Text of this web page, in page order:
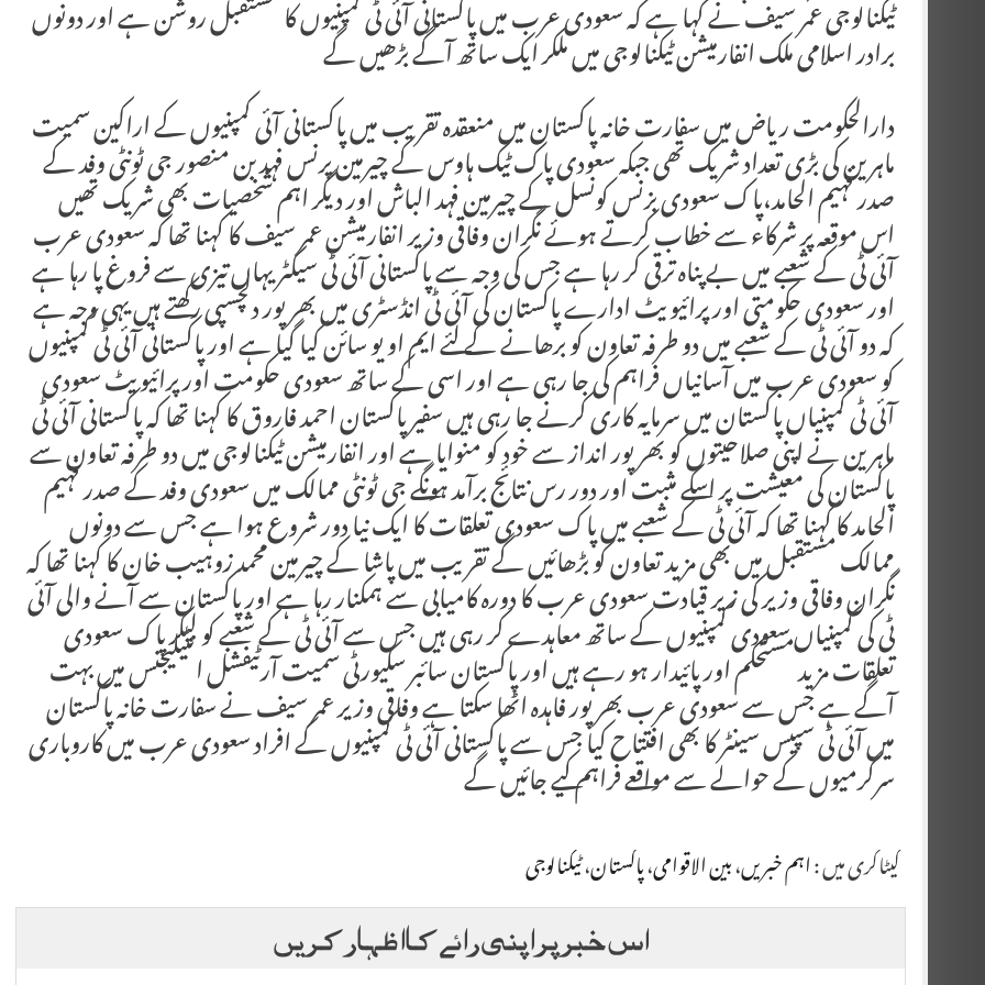
ٹیکنالوجی عمر سیف نے کہا ہے کہ سعودی عرب میں پاکستانی آئی ٹی کمپنیوں کا مستقبل روشن ہے اور دونوں
برادر اسلامی ملک انفارمیشن ٹیکنالوجی میں ملکر ایک ساتھ آگے بڑھیں گے
دارالحکومت ریاض میں سفارت خانہ پاکستان میں منعقدہ تقریب میں پاکستانی آئی کمپنیوں کے اراکین سمیت
ماہرین کی بڑی تعداد شریک تھی جبکہ سعودی پاک ٹیک ہاوس کے چیرمین پرنس فہد بن منصور جی ٹونٹی وفد کے
صدر فہیم الحامد،پاک سعودی بزنس کونسل کے چیرمین فہد الباش اور دیگر اہم شخصیات بھی شریک تھیں
اس موقعہ پر شرکاء سے خطاب کرتے ہوئے نگران وفاقی وزیر انفارمیشن عمر سیف کا کہنا تھا کہ سعودی عرب
آئی ٹی کے شعبے میں بے پناہ ترقی کر رہا ہے جس کی وجہ سے پاکستانی آئی ٹی سیکٹر یہاں تیزی سے فروغ پا رہا ہے
اور سعودی حکومتی اور پرائیویٹ ادارے پاکستان کی آئی ٹی انڈسٹری میں بھرپور دلچسپی رکھتے ہیں یہی وجہ ہے
کہ دو آئی ٹی کے شعبے میں دو طرفہ تعاون کو برھانے کے لئے ایم او یو سائن کیا گیا ہے اور پاکستانی آئی ٹی کمپنیوں
کو سعودی عرب میں آسانیاں فراہم کی جا رہی ہے اور اسی کے ساتھ سعودی حکومت اور پرائیویٹ سعودی
آئی ٹی کمپنیاں پاکستان میں سرمایہ کاری کرنے جا رہی ہیں سفیر پاکستان احمد فاروق کا کہنا تھا کہ پاکستانی آئی ٹی
ماہرین نے اپنی صلاحیتوں کو بھرپور انداز سے خود کو منوایا ہے اور انفارمیشن ٹیکنالوجی میں دو طرفہ تعاون سے
پاکستان کی معیشت پر اسکے مثبت اور دور رس نتائج برآمد ہونگے جی ٹونٹی ممالک میں سعودی وفد کے صدر فہیم
الحامد کا کہنا تھا کہ آئی ٹی کے شعبے میں پاک سعودی تعلقات کا ایک نیا دور شروع ہوا ہے جس سے دونوں
ممالک مستقبل میں بھی مزید تعاون کو بڑھائیں گے تقریب میں پاشا کے چیرمین محمد زوہیب خان کا کہنا تھا کہ
نگران وفاقی وزیر کی زیر قیادت سعودی عرب کا دورہ کامیابی سے ہمکنار رہا ہے اور پاکستان سے آنے والی آئی
ٹی کی کمپنیاں سعودی کمپنیوں کے ساتھ معاہدے کر رہی ہیں جس سے آئی ٹی کے شعبے کو لیکر پاک سعودی
تعلقات مزید مستحکم اور پائیدار ہو رہے ہیں اور پاکستان سائبر سکیورٹی سمیت آرٹیفشل انٹیلیجنس میں بہت
آگے ہے جس سے سعودی عرب بھرپور فاہدہ اٹھا سکتا ہے وفاقی وزیر عمر سیف نے سفارت خانہ پاکستان
میں آئی ٹی سپیس سینٹر کا بھی افتتاح کیا جس سے پاکستانی آئی ٹی کمپنیوں کے افراد سعودی عرب میں کاروباری
سرگرمیوں کے حوالے سے مواقعے فراہم کیے جائیں گے
کیٹاگری میں :اہم خبریں،بین الاقوامی،پاکستان،ٹیکنالوجی
اس خبر پر اپنی رائے کا اظہار کریں